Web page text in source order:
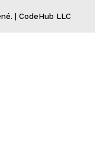
| CodeHub LLC